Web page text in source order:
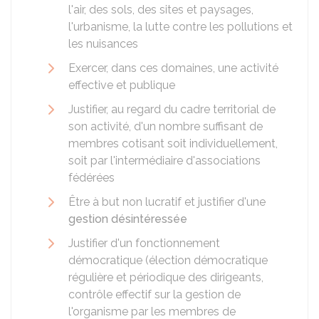
l'air, des sols, des sites et paysages,
l'urbanisme, la lutte contre les pollutions et
les nuisances
Exercer, dans ces domaines, une activité
effective et publique
Justifier, au regard du cadre territorial de
son activité, d'un nombre suffisant de
membres cotisant soit individuellement,
soit par l'intermédiaire d'associations
fédérées
Être à but non lucratif et justifier d'une
gestion désintéressée
Justifier d'un fonctionnement
démocratique (élection démocratique
régulière et périodique des dirigeants,
contrôle effectif sur la gestion de
l'organisme par les membres de